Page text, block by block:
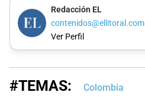
Redacción EL
contenidos@ellitoral.com
Ver Perfil
#TEMAS: Colombia